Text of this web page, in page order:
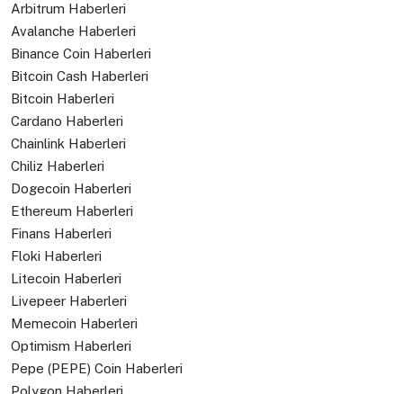
Arbitrum Haberleri
Avalanche Haberleri
Binance Coin Haberleri
Bitcoin Cash Haberleri
Bitcoin Haberleri
Cardano Haberleri
Chainlink Haberleri
Chiliz Haberleri
Dogecoin Haberleri
Ethereum Haberleri
Finans Haberleri
Floki Haberleri
Litecoin Haberleri
Livepeer Haberleri
Memecoin Haberleri
Optimism Haberleri
Pepe (PEPE) Coin Haberleri